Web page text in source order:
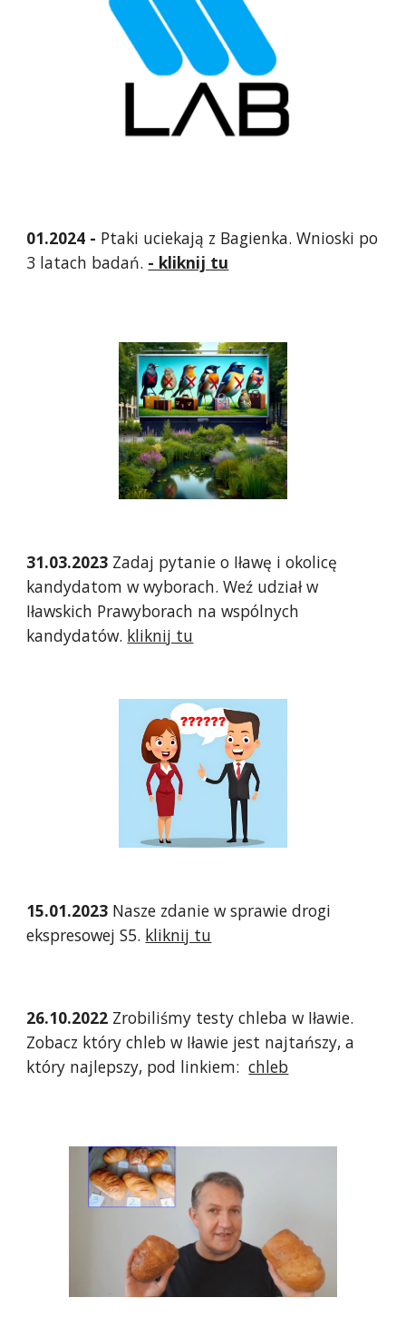
01.2024 - Ptaki uciekają z Bagienka. Wnioski po
3 latach badań. - kliknij tu
31.03.2023 Zadaj pytanie o Iławę i okolicę
kandydatom w wyborach. Weź udział w
Iławskich Prawyborach na wspólnych
kandydatów. kliknij tu
15.01.2023 Nasze zdanie w sprawie drogi
ekspresowej S5. kliknij tu
26.10.2022 Zrobiliśmy testy chleba w Iławie.
Zobacz który chleb w Iławie jest najtańszy, a
który najlepszy, pod linkiem:chleb